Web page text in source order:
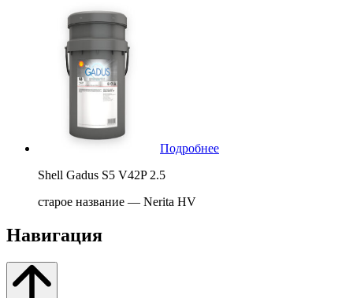
Подробнее
Shell Gadus S5 V42P 2.5
старое название — Nerita HV
Навигация